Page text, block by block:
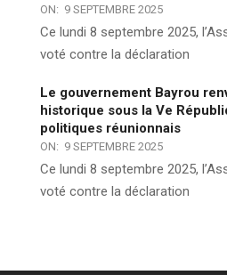
ON: 9 SEPTEMBRE 2025
Ce lundi 8 septembre 2025,
voté contre la déclaration
Le gouvernement Bayrou
historique sous la Ve
politiques réunionnais
ON: 9 SEPTEMBRE 2025
Ce lundi 8 septembre 2025,
voté contre la déclaration